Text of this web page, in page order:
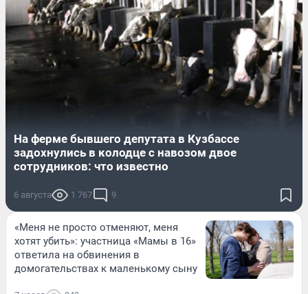
На ферме бывшего депутата в Кузбассе
задохнулись в колодце с навозом двое
сотрудников: что известно
6 августа 1 767 9
«Меня не просто отменяют, меня
хотят убить»: участница «Мамы в 16»
ответила на обвинения в
домогательствах к маленькому сыну